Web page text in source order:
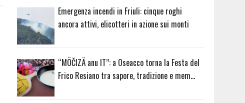
Emergenza incendi in Friuli: cinque roghi
ancora attivi, elicotteri in azione sui monti
“MÖČIZÄ anu IT”: a Oseacco torna la Festa del
Frico Resiano tra sapore, tradizione e mem…